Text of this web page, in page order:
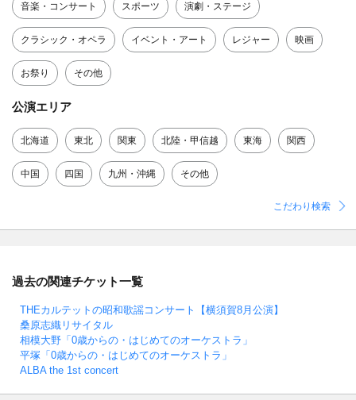
音楽・コンサート スポーツ 演劇・ステージ
クラシック・オペラ イベント・アート レジャー 映画
お祭り その他
公演エリア
北海道 東北 関東 北陸・甲信越 東海 関西
中国 四国 九州・沖縄 その他
こだわり検索
過去の関連チケット一覧
THEカルテットの昭和歌謡コンサート【横須賀8月公演】
桑原志織リサイタル
相模大野「0歳からの・はじめてのオーケストラ」
平塚「0歳からの・はじめてのオーケストラ」
ALBA the 1st concert